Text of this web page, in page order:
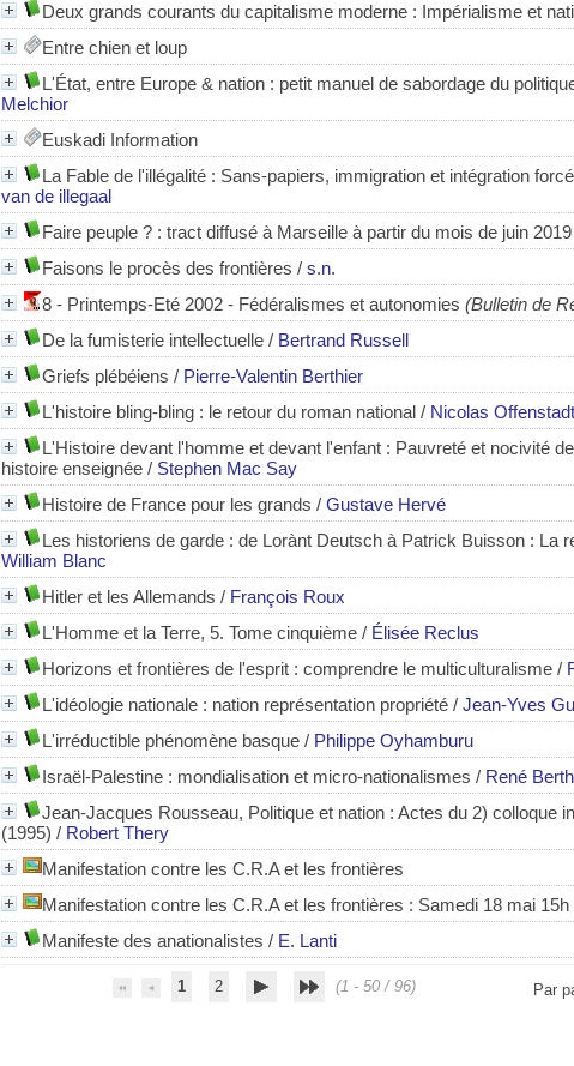
Deux grands courants du capitalisme moderne : Impérialisme et
Entre chien et loup
L'État, entre Europe & nation : petit manuel de sabordage du
Melchior
Euskadi Information
La Fable de l'illégalité : Sans-papiers, immigration et intégration
van de illegaal
Faire peuple ? : tract diffusé à Marseille à partir du mois de juin 2019
Faisons le procès des frontières / s.n.
8 - Printemps-Eté 2002 - Fédéralismes et autonomies (Bulletin de
De la fumisterie intellectuelle / Bertrand Russell
Griefs plébéiens / Pierre-Valentin Berthier
L'histoire bling-bling : le retour du roman national / Nicolas Offenstadt
L'Histoire devant l'homme et devant l'enfant : Pauvreté et nocivité
histoire enseignée / Stephen Mac Say
Histoire de France pour les grands / Gustave Hervé
Les historiens de garde : de Lorànt Deutsch à Patrick Buisson : La
William Blanc
Hitler et les Allemands / François Roux
L'Homme et la Terre, 5. Tome cinquième / Élisée Reclus
Horizons et frontières de l'esprit : comprendre le multiculturalisme /
L'idéologie nationale : nation représentation propriété / Jean-Yves
L'irréductible phénomène basque / Philippe Oyhamburu
Israël-Palestine : mondialisation et micro-nationalismes / René
Jean-Jacques Rousseau, Politique et nation : Actes du 2) colloque
(1995) / Robert Thery
Manifestation contre les C.R.A et les frontières
Manifestation contre les C.R.A et les frontières : Samedi 18 mai
Manifeste des anationalistes / E. Lanti
1 2 (1 - 50 / 96) Par